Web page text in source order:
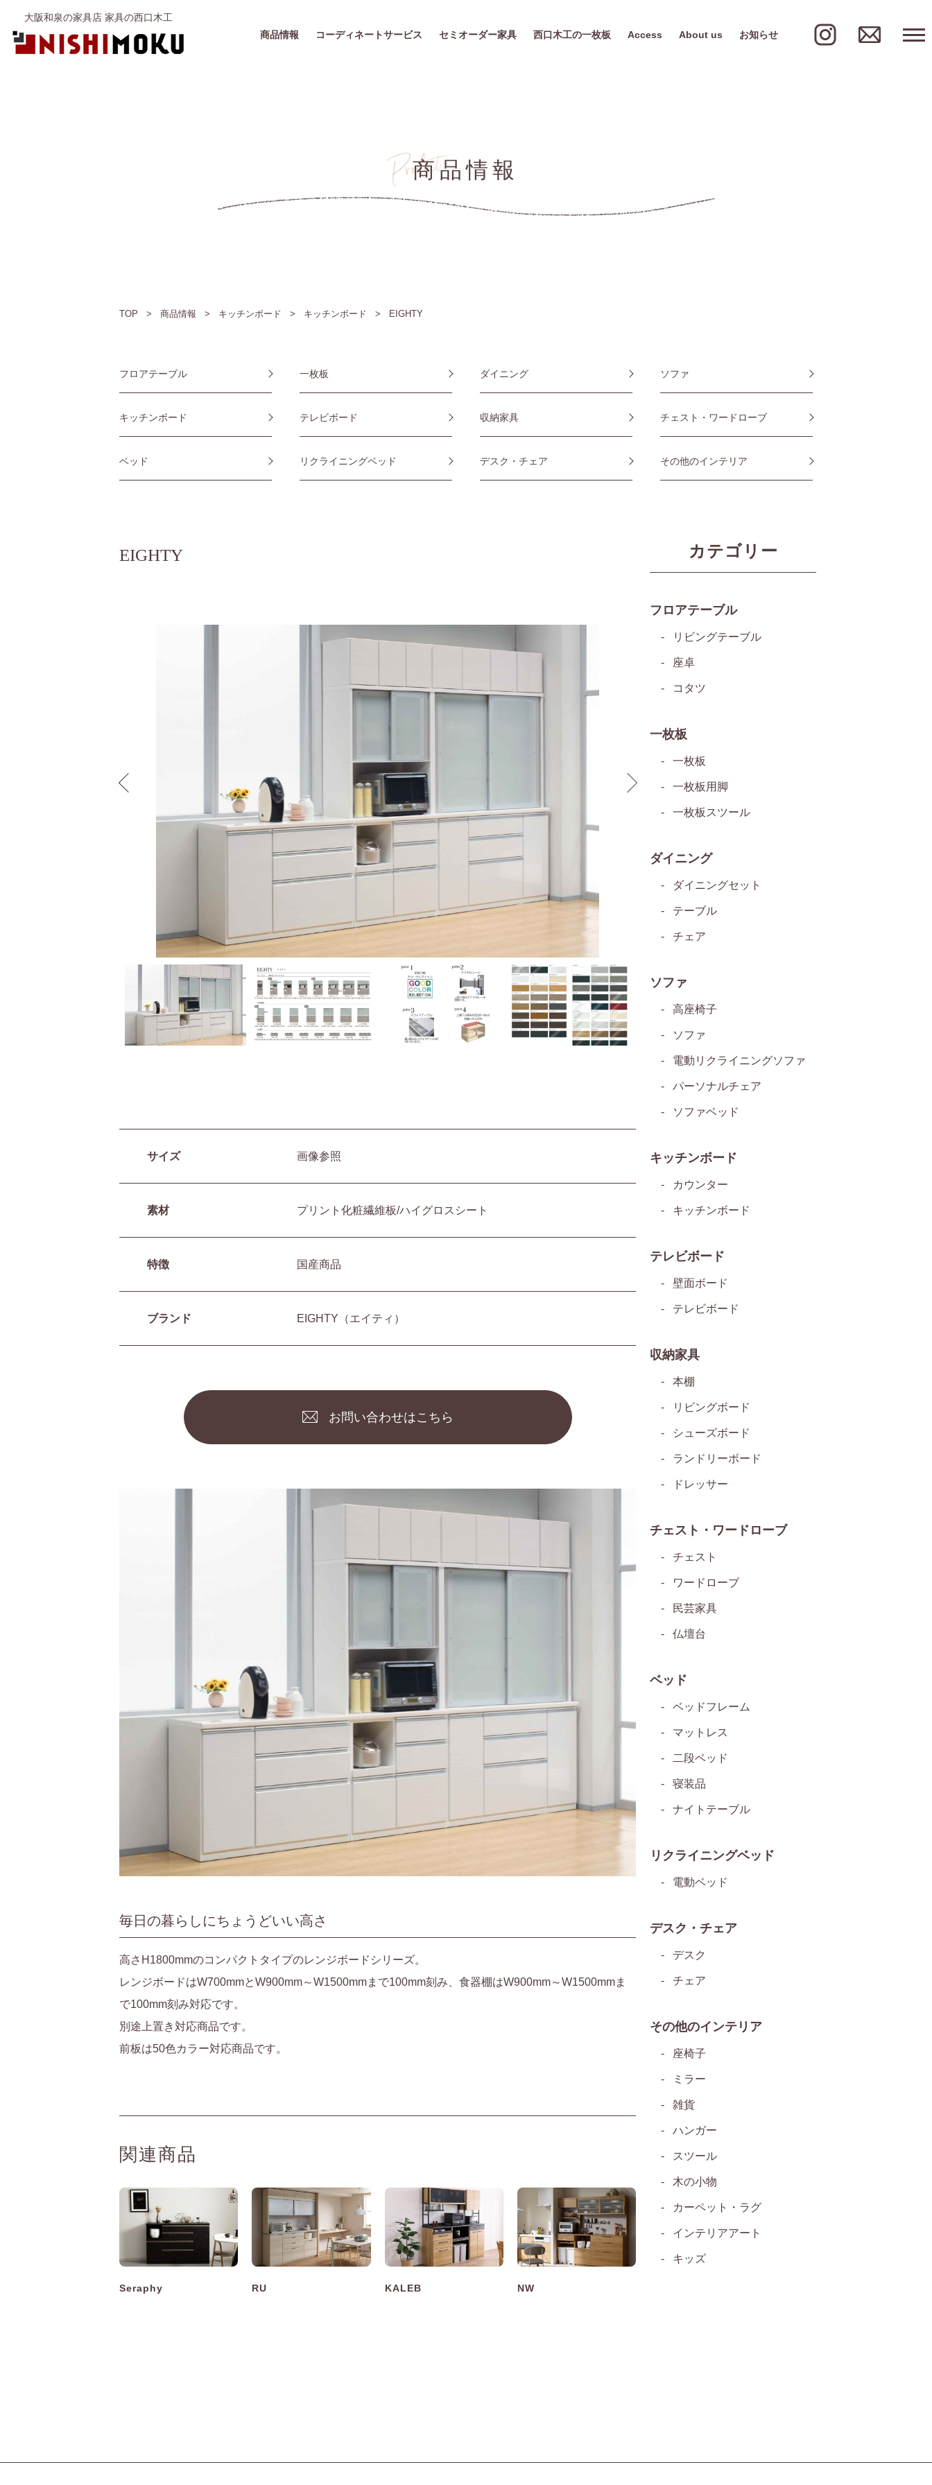
大阪和泉の家具店 家具の西口木工
商品情報
コーディネートサービス セミオーダー家具 西口木工の一枚板 Access About us お知らせ
商品情報
TOP 商品情報 キッチンボード キッチンボード EIGHTY
フロアテーブル 一枚板 ダイニング ソファ
キッチンボード テレビボード 収納家具 チェスト・ワードローブ
ベッド リクライニングベッド デスク・チェア その他のインテリア
EIGHTY
サイズ 画像参照
素材 プリント化粧繊維板/ハイグロスシート
特徴 国産商品
ブランド EIGHTY（エイティ）
お問い合わせはこちら
毎日の暮らしにちょうどいい高さ
高さH1800mmのコンパクトタイプのレンジボードシリーズ。
レンジボードはW700mmとW900mm～W1500mmまで100mm刻み、食器棚はW900mm～W1500mmま
で100mm刻み対応です。
別途上置き対応商品です。
前板は50色カラー対応商品です。
関連商品
Seraphy RU KALEB NW
カテゴリー
フロアテーブル
リビングテーブル
座卓
コタツ
一枚板
一枚板
一枚板用脚
一枚板スツール
ダイニング
ダイニングセット
テーブル
チェア
ソファ
高座椅子
ソファ
電動リクライニングソファ
パーソナルチェア
ソファベッド
キッチンボード
カウンター
キッチンボード
テレビボード
壁面ボード
テレビボード
収納家具
本棚
リビングボード
シューズボード
ランドリーボード
ドレッサー
チェスト・ワードローブ
チェスト
ワードローブ
民芸家具
仏壇台
ベッド
ベッドフレーム
マットレス
二段ベッド
寝装品
ナイトテーブル
リクライニングベッド
電動ベッド
デスク・チェア
デスク
チェア
その他のインテリア
座椅子
ミラー
雑貨
ハンガー
スツール
木の小物
カーペット・ラグ
インテリアアート
キッズ